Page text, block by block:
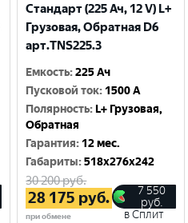
Стандарт (225 Ач, 12 V) L+
Грузовая, Обратная D6
арт.TNS225.3
Емкость:225 Ач
Пусковой ток: 1500 A
Полярность: L+ Грузовая,
Обратная
Гарантия: 12 мес.
Габариты:518x276x242
30 200руб.
28 175 руб.
при обмене
7 550
руб.
в Сплит